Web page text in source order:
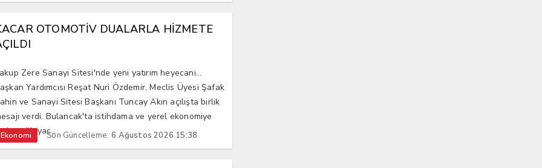
OTOMOTİV DUALARLA HİZMETE
Zere Sanayi Sitesi'nde yeni yatırım heyecanı...
Yardımcısı Reşat Nuri Özdemir, Meclis Üyesi Şafak
ve Sanayi Sitesi Başkanı Tuncay Akın açılışta birlik
verdi. Bulancak'ta istihdama ve yerel ekonomiye
sağlayac...
Ekonomi Son Güncelleme: 6 Ağustos 2026 15:38